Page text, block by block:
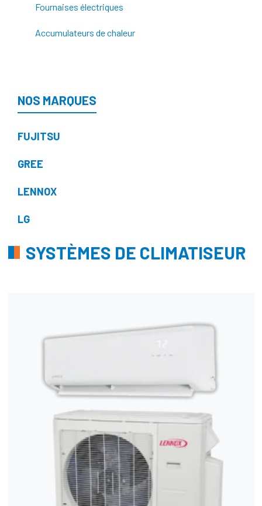
Fournaises électriques
Accumulateurs de chaleur
NOS MARQUES
FUJITSU
GREE
LENNOX
LG
SYSTÈMES DE CLIMATISEUR